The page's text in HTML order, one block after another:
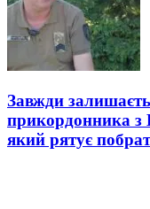
Завжди
прикордонника з
який рятує